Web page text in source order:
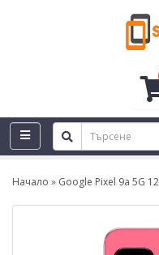
Начало Google Pixel 9a 5G